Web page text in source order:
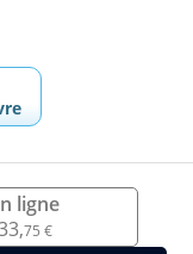
ligne
75 €